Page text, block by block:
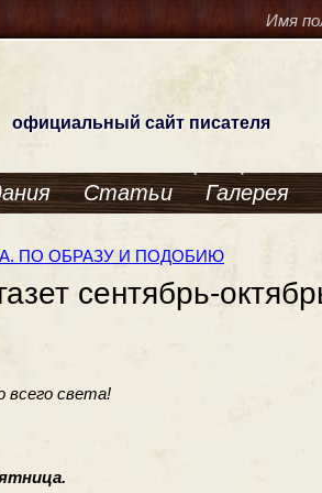
Имя
официальный сайт писателя
Статьи Галерея
ПО ОБРАЗУ И ПОДОБИЮ
сентябрь-
всего света!